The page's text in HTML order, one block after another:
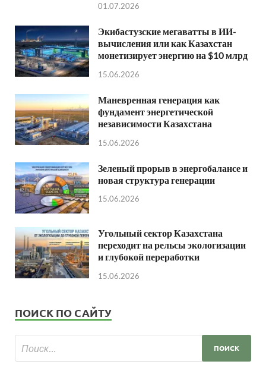
01.07.2026
Экибастузские мегаватты в ИИ-
вычисления или как Казахстан
монетизирует энергию на $10 млрд
15.06.2026
Маневренная генерация как
фундамент энергетической
независимости Казахстана
15.06.2026
Зеленый прорыв в энергобалансе и
новая структура генерации
15.06.2026
Угольный сектор Казахстана
переходит на рельсы экологизации
и глубокой переработки
15.06.2026
ПОИСК ПО САЙТУ